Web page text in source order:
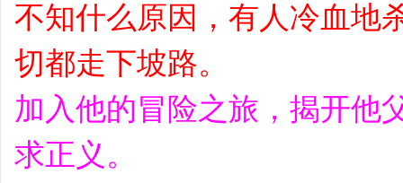
不知什么原因，有人冷血地
切都走下坡路。
加入他的冒险之旅，揭开他
求正义。